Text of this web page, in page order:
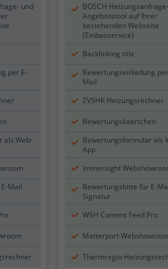
und
per E-
als Web-
Mail
BOSCH
Angebotstool auf Ihrer
bestehenden Webseite
(Einbauservice)
Backlinking title
Bewertungseinladung
Mail
ZVSHK Heizungsrechner
Bewertungskaertchen
Bewertungsformular als
App
Immersight
Bewertungsbitte für E-
Signatur
WSH Content Feed Pro
Matterport
Thermregio